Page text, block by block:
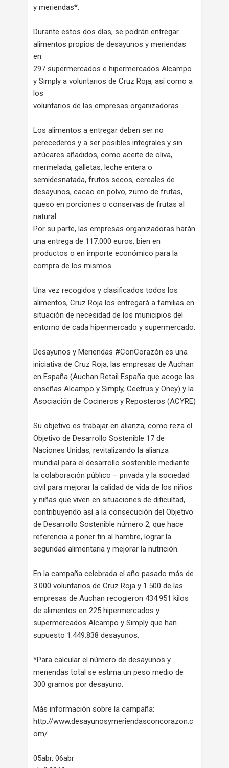
y meriendas*.
Durante estos dos días, se podrán entregar
alimentos propios de desayunos y meriendas
en
297 supermercados e hipermercados Alcampo
y Simply a voluntarios de Cruz Roja, así como a
los
voluntarios de las empresas organizadoras.
Los alimentos a entregar deben ser no
perecederos y a ser posibles integrales y sin
azúcares añadidos, como aceite de oliva,
mermelada, galletas, leche entera o
semidesnatada, frutos secos, cereales de
desayunos, cacao en polvo, zumo de frutas,
queso en porciones o conservas de frutas al
natural.
Por su parte, las empresas organizadoras harán
una entrega de 117.000 euros, bien en
productos o en importe económico para la
compra de los mismos.
Una vez recogidos y clasificados todos los
alimentos, Cruz Roja los entregará a familias en
situación de necesidad de los municipios del
entorno de cada hipermercado y supermercado.
Desayunos y Meriendas #ConCorazón es una
iniciativa de Cruz Roja, las empresas de Auchan
en España (Auchan Retail España que acoge las
enseñas Alcampo y Simply, Ceetrus y Oney) y la
Asociación de Cocineros y Reposteros (ACYRE)
Su objetivo es trabajar en alianza, como reza el
Objetivo de Desarrollo Sostenible 17 de
Naciones Unidas, revitalizando la alianza
mundial para el desarrollo sostenible mediante
la colaboración público – privada y la sociedad
civil para mejorar la calidad de vida de los niños
y niñas que viven en situaciones de dificultad,
contribuyendo así a la consecución del Objetivo
de Desarrollo Sostenible número 2, que hace
referencia a poner fin al hambre, lograr la
seguridad alimentaria y mejorar la nutrición.
En la campaña celebrada el año pasado más de
3.000 voluntarios de Cruz Roja y 1.500 de las
empresas de Auchan recogieron 434.951 kilos
de alimentos en 225 hipermercados y
supermercados Alcampo y Simply que han
supuesto 1.449.838 desayunos.
*Para calcular el número de desayunos y
meriendas total se estima un peso medio de
300 gramos por desayuno.
Más información sobre la campaña:
http://www.desayunosymeriendasconcorazon.c
om/
05abr, 06abr